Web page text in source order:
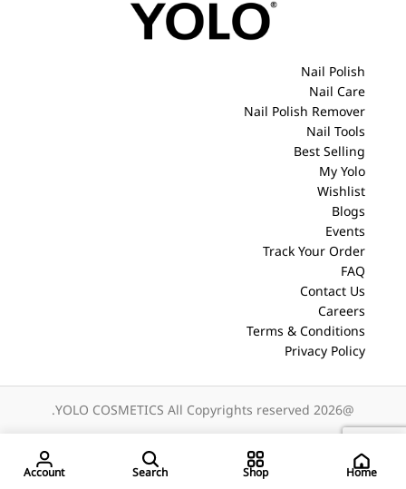
Nail Polish
Nail Care
Nail Polish Remover
Nail Tools
Best Selling
My Yolo
Wishlist
Blogs
Events
Track Your Order
FAQ
Contact Us
Careers
Terms & Conditions
Privacy Policy
@2026 YOLO COSMETICS All Copyrights reserved.
Home
Shop
Search
Account